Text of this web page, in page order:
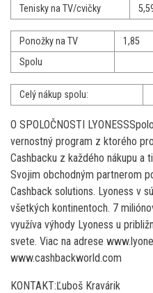
Tenisky na TV/cvičky
Ponožky na TV 1,85
Spolu
Celý nákup spolu:
O SPOLOČNOSTI
vernostný program z ktorého
Cashbacku z každého nákupu a
Svojim obchodným partnerom
Cashback solutions. Lyoness v
všetkých kontinentoch. 7
využíva výhody Lyoness u
svete. Viac na adrese
www.cashbackworld.com
KONTAKT:Ľuboš Kravárik